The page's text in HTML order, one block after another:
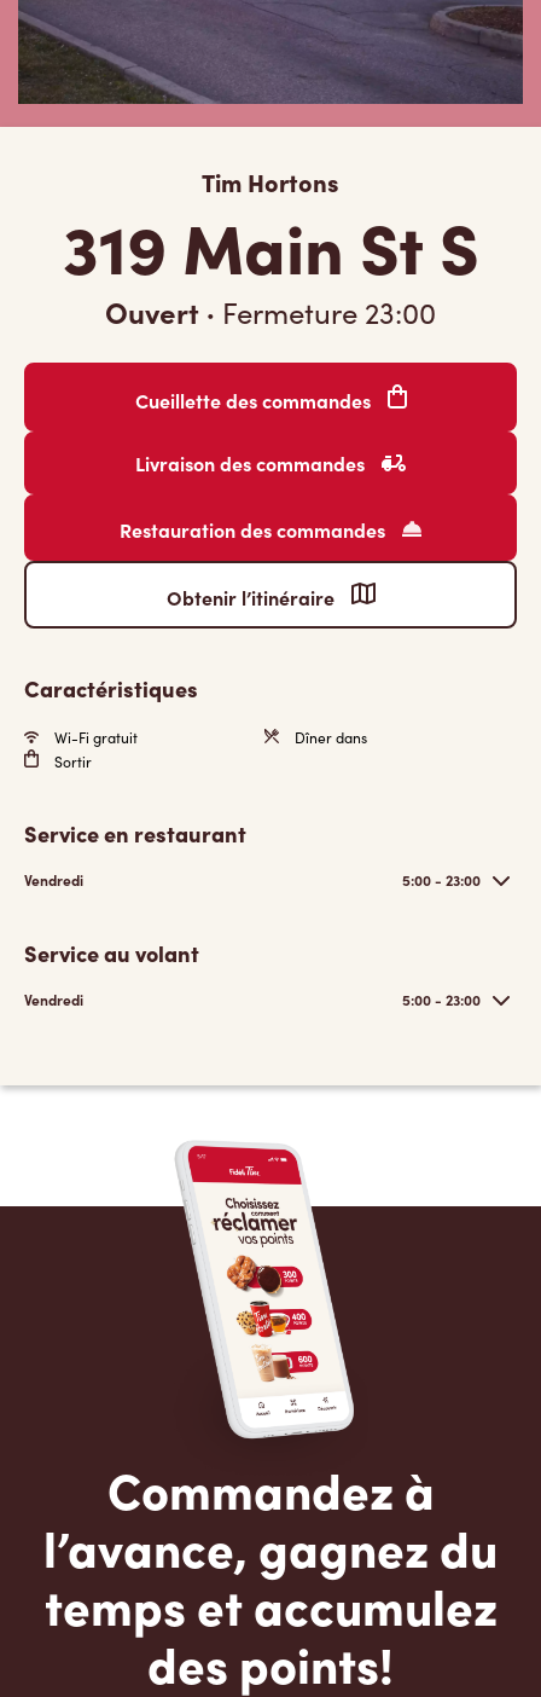
Tim Hortons
319 Main St S
Ouvert · Fermeture 23:00
Cueillette des commandes
Livraison des commandes
Restauration des commandes
Obtenir l’itinéraire
Caractéristiques
Wi-Fi gratuit
Dîner dans
Sortir
Service en restaurant
Vendredi 5:00 - 23:00
Service au volant
Vendredi 5:00 - 23:00
Commandez à
l’avance, gagnez du
temps et accumulez
des points!